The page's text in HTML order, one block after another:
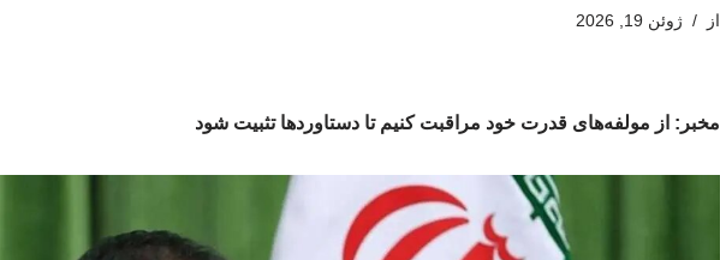
از ژوئن 19, 2026
مخبر: از مولفه‌های قدرت خود مراقبت کنیم تا دستاوردها تثبیت شود